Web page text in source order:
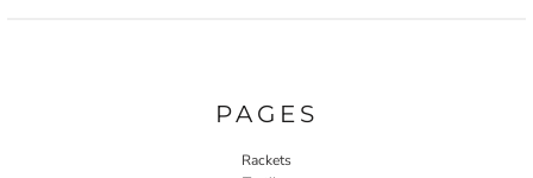
PAGES
Rackets